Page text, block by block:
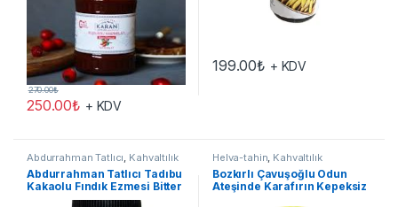
250.00₺
270.00₺
+ KDV
199.00₺ + KDV
Abdurrahman Tatlıcı, Kahvaltılık
Abdurrahman Tatlıcı Tadıbu
Kakaolu Fındık Ezmesi Bitter
Helva-tahin, Kahvaltılık
Bozkırlı Çavuşoğlu Odun
Ateşinde Karafırın Kepeksiz